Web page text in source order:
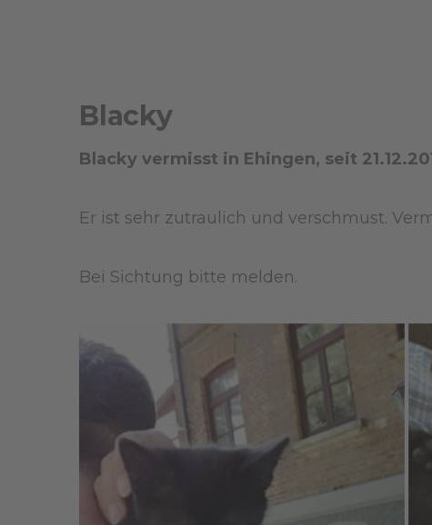
Blacky
Blacky vermisst in Ehingen, seit
Er ist sehr zutraulich und verschmust.
Bei Sichtung bitte melden.